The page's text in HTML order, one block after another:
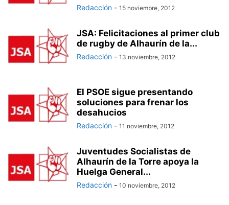
Redacción - 15 noviembre, 2012
JSA: Felicitaciones al primer club
de rugby de Alhaurín de la...
Redacción - 13 noviembre, 2012
El PSOE sigue presentando
soluciones para frenar los
desahucios
Redacción - 11 noviembre, 2012
Juventudes Socialistas de
Alhaurín de la Torre apoya la
Huelga General...
Redacción - 10 noviembre, 2012